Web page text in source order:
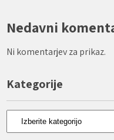
Nedavni
Ni komentarjev za prikaz.
Kategorije
Kategorije